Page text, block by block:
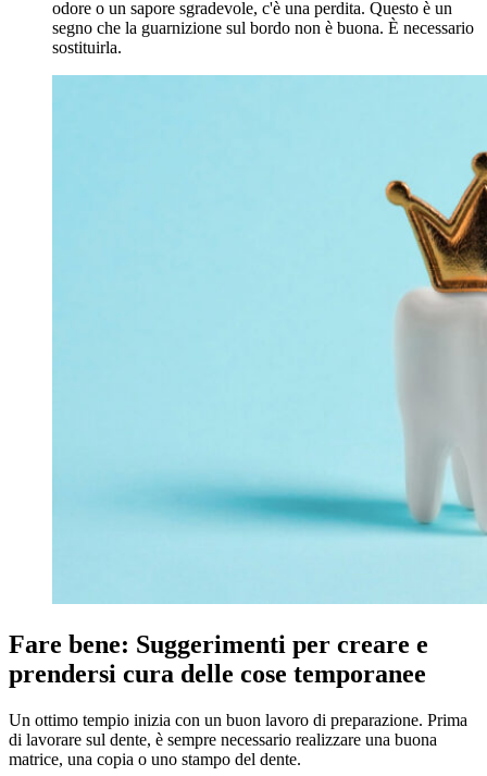
odore o un sapore sgradevole, c'è una perdita. Questo è un
segno che la guarnizione sul bordo non è buona. È necessario
sostituirla.
Fare bene: Suggerimenti per creare e
prendersi cura delle cose temporanee
Un ottimo tempio inizia con un buon lavoro di preparazione. Prima
di lavorare sul dente, è sempre necessario realizzare una buona
matrice, una copia o uno stampo del dente.